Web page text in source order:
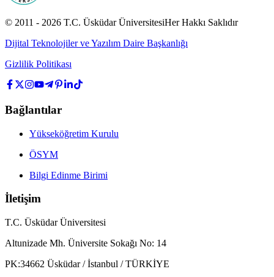
© 2011 - 2026 T.C. Üsküdar ÜniversitesiHer Hakkı Saklıdır
Dijital Teknolojiler ve Yazılım Daire Başkanlığı
Gizlilik Politikası
Bağlantılar
Yükseköğretim Kurulu
ÖSYM
Bilgi Edinme Birimi
İletişim
T.C. Üsküdar Üniversitesi
Altunizade Mh. Üniversite Sokağı No: 14
PK:34662 Üsküdar / İstanbul / TÜRKİYE